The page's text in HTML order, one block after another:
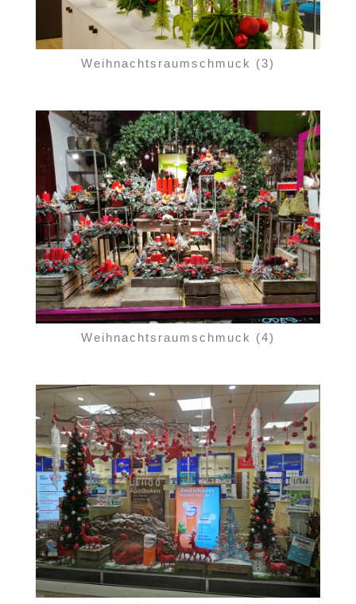
Weihnachtsraumschmuck (3)
Weihnachtsraumschmuck (4)